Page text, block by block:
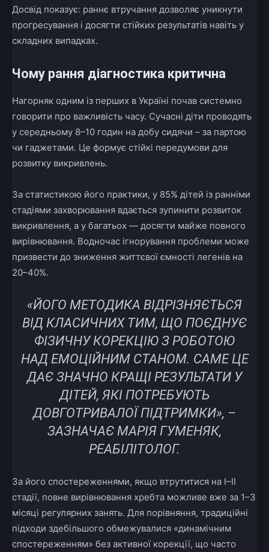
Досвід показує: раннє втручання дозволяє уникнути
прогресування і досягти стійких результатів навіть у
складних випадках.
Чому рання діагностика критична
Нагорняк одним із перших в Україні почав системно
говорити про важливість часу. Сучасні діти проводять
у середньому 8–10 годин на добу сидячи – за партою
чи гаджетами. Це формує стійкі передумови для
розвитку викривлень.
За статистикою його практики, у 85% дітей із ранніми
стадіями захворювання вдається зупинити розвиток
викривлення, а у багатьох — досягти майже повного
вирівнювання. Водночас ігнорування проблеми може
призвести до зниження життєвої ємності легенів на
20–40%.
«ЙОГО МЕТОДИКА ВІДРІЗНЯЄТЬСЯ
ВІД КЛАСИЧНИХ ТИМ, ЩО ПОЄДНУЄ
ФІЗИЧНУ КОРЕКЦІЮ З РОБОТОЮ
НАД ЕМОЦІЙНИМ СТАНОМ. САМЕ ЦЕ
ДАЄ ЗНАЧНО КРАЩІ РЕЗУЛЬТАТИ У
ДІТЕЙ, ЯКІ ПОТРЕБУЮТЬ
ДОВГОТРИВАЛОЇ ПІДТРИМКИ», –
ЗАЗНАЧАЄ МАРІЯ ГУМЕНЯК,
РЕАБІЛІТОЛОГ.
За його спостереженнями, якщо втрутитися на І–ІІ
стадії, повне вирівнювання хребта можливе вже за 1–3
місяці регулярних занять. Для порівняння, традиційні
підходи здебільшого обмежувалися «динамічним
спостереженням» без активної корекції, що часто